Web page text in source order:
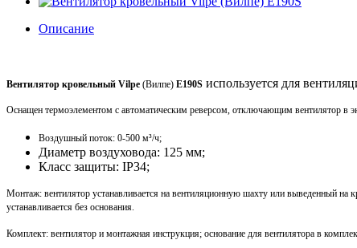
Описание
Вентилятор кровельный Vilpe (Вилпе) E190S используется для
Оснащен термоэлементом с автоматическим реверсом, отключающим вентилятор в
Воздушный поток: 0-500 м³/ч;
Диаметр воздуховода: 125 мм;
Класс защиты: IP34;
Монтаж: вентилятор устанавливается на вентиляционную шахту или выведенный
устанавливается без основания.
Комплект: вентилятор и монтажная инструкция; основание для вентилятора в